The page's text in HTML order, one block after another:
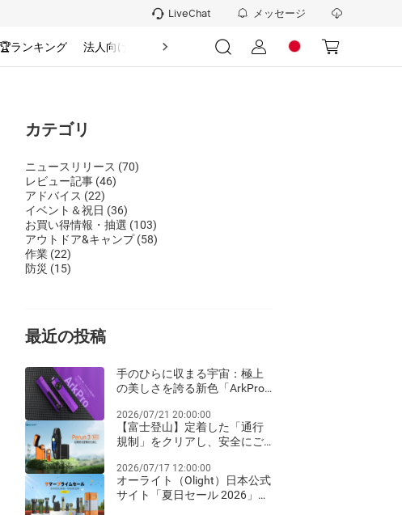
LiveChat メッセージ
ランキング 法人向け 情報
カテゴリ
ニュースリリース (70)
レビュー記事 (46)
アドバイス (22)
イベント＆祝日 (36)
お買い得情報・抽選 (103)
アウトドア&キャンプ(58)
作業 (22)
防災 (15)
最近の投稿
手のひらに収まる宇宙：極上
の美しさを誇る新色「ArkPro
登場！
2026/07/21 20:00:00
【富士登山】定着した「通行
規制」をクリアし、安全にご
ト装備ガイド
2026/07/17 12:00:00
オーライト（Olight）日本公式
サイト「夏日セール 2026」完